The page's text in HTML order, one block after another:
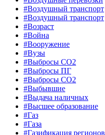
#Воздушный транспорт
#Воздушный транспорт
#Возраст
#Война
#Вооружение
#Вузы
#Выбросы CO2
#Выбросы ПГ
#Выбросы СО2
#Выбывшие
#Выдача наличных
#Высшее образование
#Газ
#Газа
#Газификация регионов